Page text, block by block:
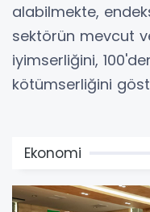
alabilmekte,
sektörün mevcut
iyimserliğini,
kötümserliğini
Ekonomi